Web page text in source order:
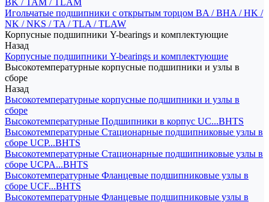
BK / TAM / TLAM
Игольчатые подшипники с открытым торцом BA / BHA / HK /
NK / NKS / TA / TLA / TLAW
Корпусные подшипники Y-bearings и комплектующие
Назад
Корпусные подшипники Y-bearings и комплектующие
Высокотемпературные корпусные подшипники и узлы в
сборе
Назад
Высокотемпературные корпусные подшипники и узлы в
сборе
Высокотемпературные Подшипники в корпус UC...BHTS
Высокотемпературные Стационарные подшипниковые узлы в
сборе UCP...BHTS
Высокотемпературные Стационарные подшипниковые узлы в
сборе UCPA...BHTS
Высокотемпературные Фланцевые подшипниковые узлы в
сборе UCF...BHTS
Высокотемпературные Фланцевые подшипниковые узлы в